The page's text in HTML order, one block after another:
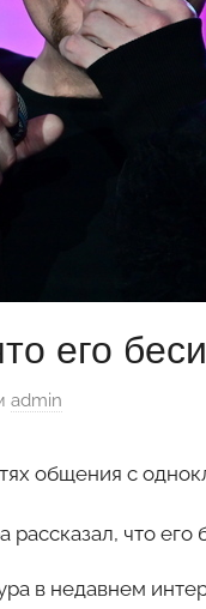
его
admin
общения с
в недавнем